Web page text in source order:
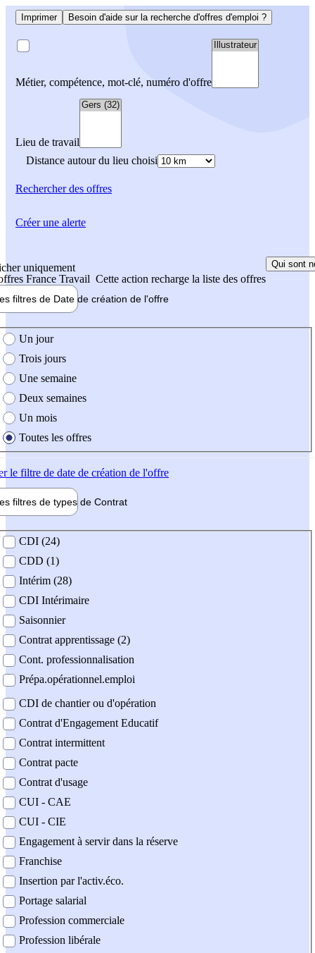
Imprimer Besoin d'aide sur la recherche d'offres d'emploi ?
Métier, compétence, mot-clé, numéro d'offre
Lieu de travail
Distance autour du lieu choisi
Rechercherdes offres
uniquement
France Travail Cette action recharge la liste des offres
Qui sont
filtres de Date de création de l'offre
création de l'offre
Un jour
Trois jours
Une semaine
Deux semaines
Un mois
Toutes les offres
le filtre de date de création de l'offre
filtres de types de Contrat
contrat
CDI (24)
CDD (1)
Intérim (28)
CDI Intérimaire
Saisonnier
Contrat apprentissage (2)
Cont. professionnalisation
Prépa.opérationnel.emploi
CDI de chantier ou d'opération
Contrat d'Engagement Educatif
Contrat intermittent
Contrat pacte
Contrat d'usage
CUI - CAE
CUI - CIE
Engagement à servir dans la réserve
Franchise
Insertion par l'activ.éco.
Portage salarial
Profession commerciale
Profession libérale
Créer une alerte